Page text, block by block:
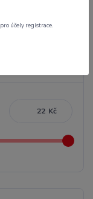
Kč
pro účely registrace.